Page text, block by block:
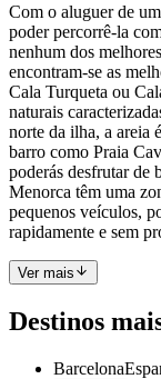
Com o aluguer de
poder percorrê-la
nenhum dos
encontram-se as
Cala Turqueta ou
naturais
norte da ilha, a areia
barro como Praia
poderás desfrutar de
Menorca têm uma
pequenos veículos,
rapidamente e sem
Ver mais
Destinos
Barcelona